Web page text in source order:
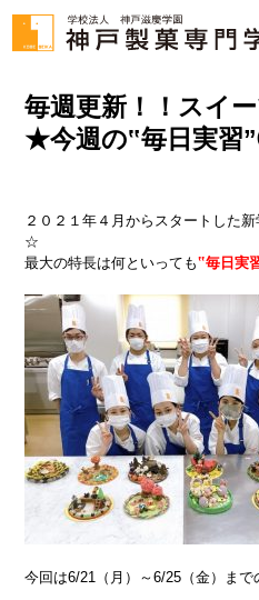
毎週更新！！スイー
★今週の‟毎日実習
２０２１年４月からスタートした新
☆
最大の特長は何といっても‟毎日実
今回は6/21（月）～6/25（金）まで